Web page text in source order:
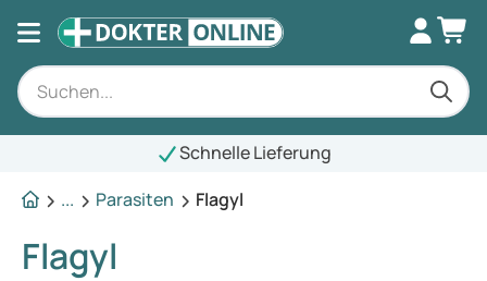
Schnelle Lieferung
...
Parasiten Flagyl
Flagyl